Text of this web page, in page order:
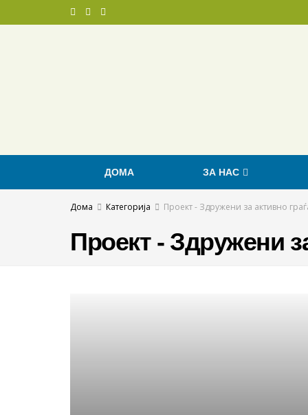
ДОМА ЗА НАС
Дома Категорија Проект - Здружени за активно
Проект - Здружени